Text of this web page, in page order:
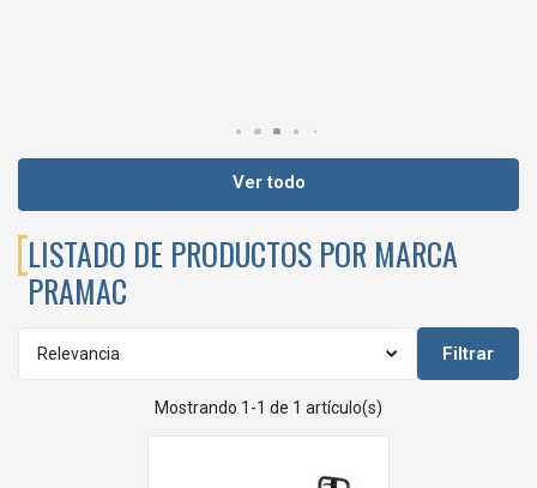
Ver todo
LISTADO DE PRODUCTOS POR MARCA
PRAMAC
Relevancia Filtrar
Mostrando 1-1 de 1 artículo(s)